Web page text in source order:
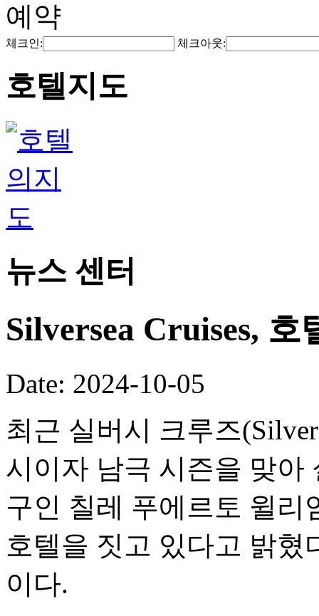
예약
체크인: 체크아웃:
호텔지도
뉴스 센터
Silversea Cruises,
Date: 2024-10-05
최근 실버시 크루즈
시이자 남극 시즌을 맞아
구인 칠레 푸에르토 윌리
호텔을 짓고 있다고 밝혔
이다.